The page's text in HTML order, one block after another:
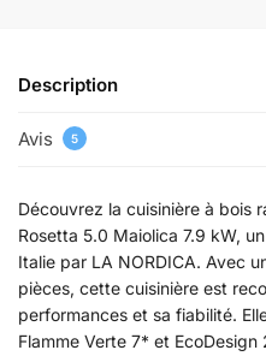
Description
Avis 5
Découvrez la cuisinière à bois
Rosetta 5.0 Maiolica 7.9 kW,
Italie par LA NORDICA. Avec
pièces, cette cuisinière est
performances et sa fiabilité.
Flamme Verte 7* et